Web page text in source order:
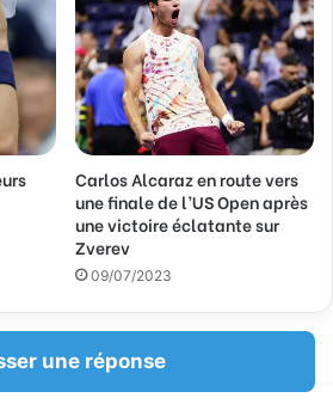
Carlos Alcaraz en route vers
une finale de l’US Open après
une victoire éclatante sur
Zverev
09/07/2023
une réponse